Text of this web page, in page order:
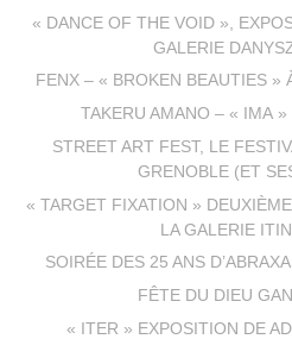
« DANCE OF THE VOID »,
GALERIE
FENX – « BROKEN BEAUTIES »
TAKERU AMANO – « IMA
STREET ART FEST, LE
GRENOBLE (ET
« TARGET FIXATION »
LA GALERIE
SOIRÉE DES 25 ANS
FÊTE DU DIEU
« ITER » EXPOSITION DE